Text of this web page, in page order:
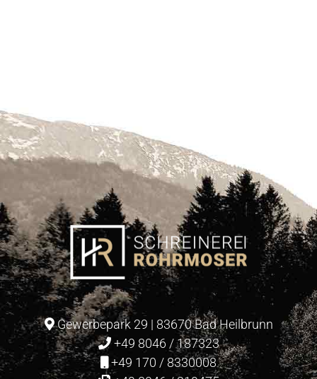
Küche im Alpinstil
Gewerbepark 29 | 83670 Bad Heilbrunn
+49 8046 / 187323
+49 170 / 8330008